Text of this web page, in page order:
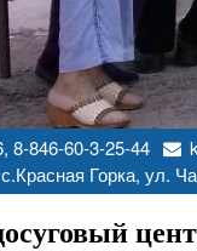
8-846-60-3-25-44
Горка, ул.